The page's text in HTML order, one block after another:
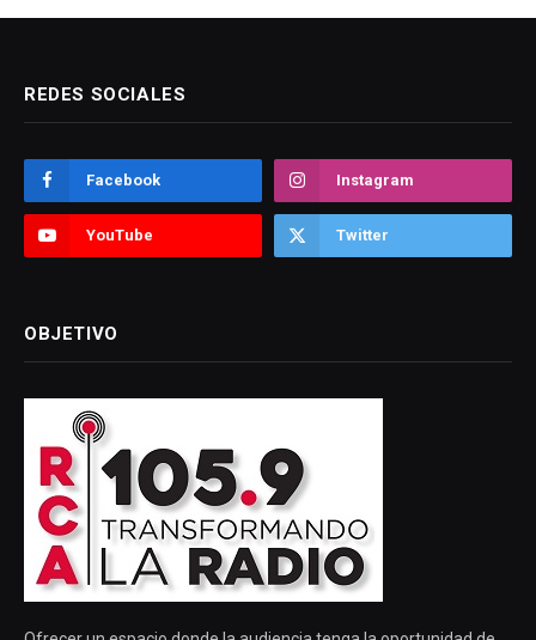
REDES SOCIALES
Facebook Instagram
YouTube Twitter
OBJETIVO